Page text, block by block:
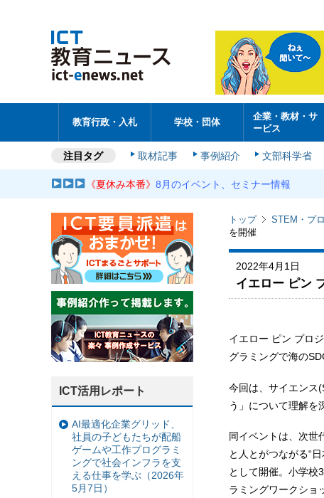
教育行政・入札 学校・団体
企業・教材・サ
ービス
注目タグ 取材記事 事例紹介 文部科学省
《夏休み本番》8月のイベント、セミナー情報
トップ STEM・プ
を開催
2022年4月1日
イエロー ピン
イエロー ピン プロ
グラミングで海の
今回は、サイエンス
う」について理解を
同イベントは、次世
と人とがつながる“
として開催。小学校
ラミングワークショ
ICT活用レポート
AI最適化企業グリッド、
社員の子どもたちが配船
ゲームや工作プログラミ
ングで社会インフラを支
える仕事を学ぶ（2026年
5月7日）